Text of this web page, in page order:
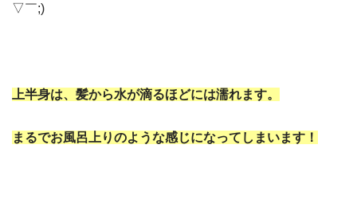
▽￣;)
上半身は、髪から水が滴るほどには濡れます。
まるでお風呂上りのような感じになってしまいます！